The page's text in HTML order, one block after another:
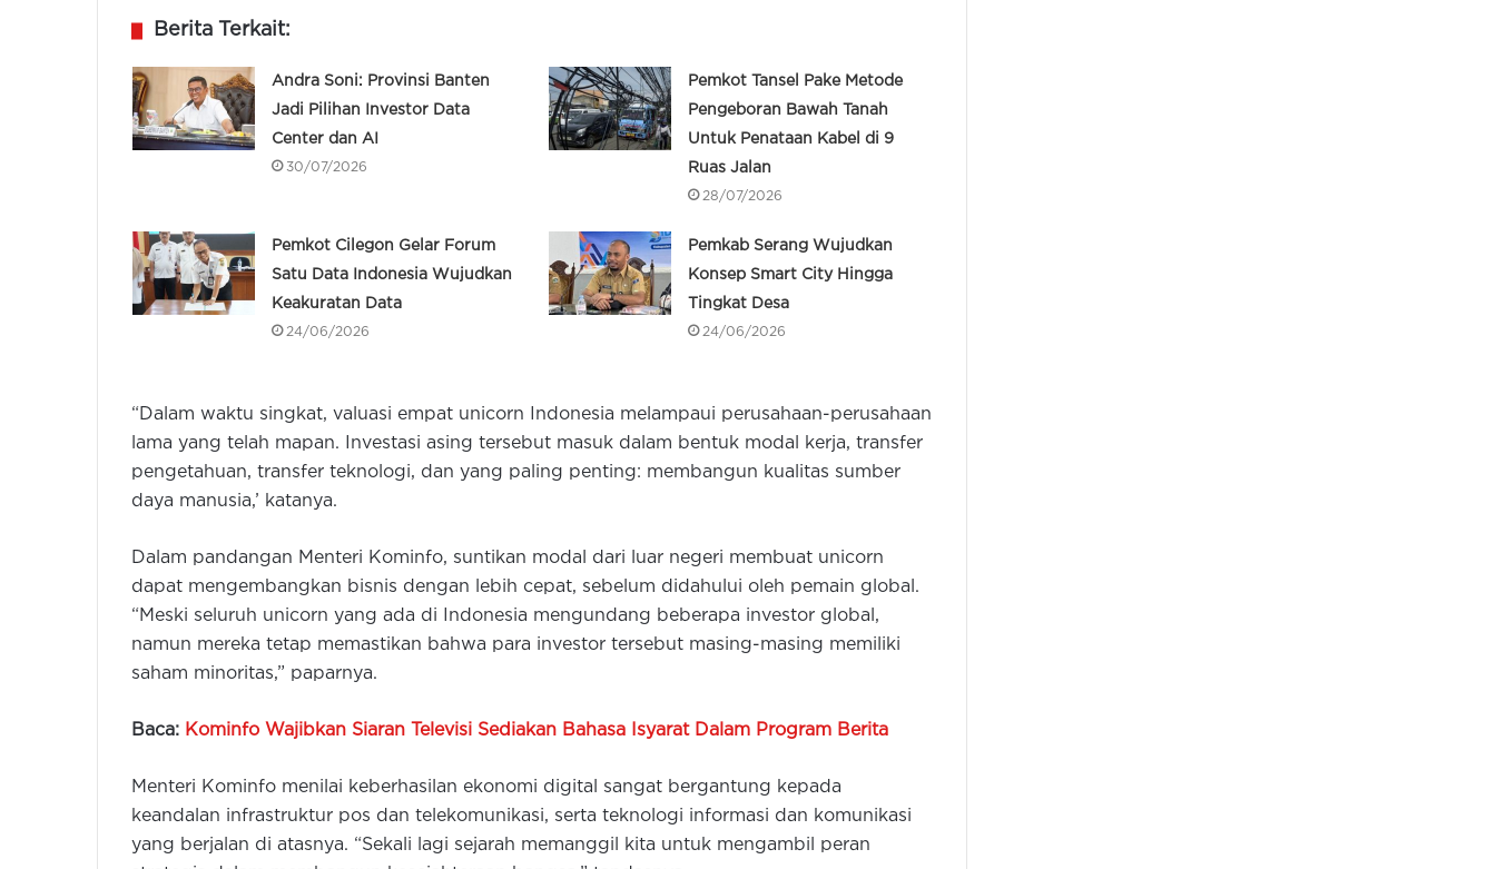
Berita Terkait:
Andra Soni: Provinsi Banten
Jadi Pilihan Investor Data
Center dan AI
30/07/2026
Pemkot Tansel Pake Metode
Pengeboran Bawah Tanah
Untuk Penataan Kabel di 9
Ruas Jalan
28/07/2026
Pemkot Cilegon Gelar Forum
Satu Data Indonesia Wujudkan
Keakuratan Data
24/06/2026
Pemkab Serang Wujudkan
Konsep Smart City Hingga
Tingkat Desa
24/06/2026
“Dalam waktu singkat, valuasi empat unicorn Indonesia melampaui perusahaan-perusahaan
lama yang telah mapan. Investasi asing tersebut masuk dalam bentuk modal kerja, transfer
pengetahuan, transfer teknologi, dan yang paling penting: membangun kualitas sumber
daya manusia,’ katanya.
Dalam pandangan Menteri Kominfo, suntikan modal dari luar negeri membuat unicorn
dapat mengembangkan bisnis dengan lebih cepat, sebelum didahului oleh pemain global.
“Meski seluruh unicorn yang ada di Indonesia mengundang beberapa investor global,
namun mereka tetap memastikan bahwa para investor tersebut masing-masing memiliki
saham minoritas,” paparnya.
Baca: Kominfo Wajibkan Siaran Televisi Sediakan Bahasa Isyarat Dalam Program Berita
Menteri Kominfo menilai keberhasilan ekonomi digital sangat bergantung kepada
keandalan infrastruktur pos dan telekomunikasi, serta teknologi informasi dan komunikasi
yang berjalan di atasnya. “Sekali lagi sejarah memanggil kita untuk mengambil peran